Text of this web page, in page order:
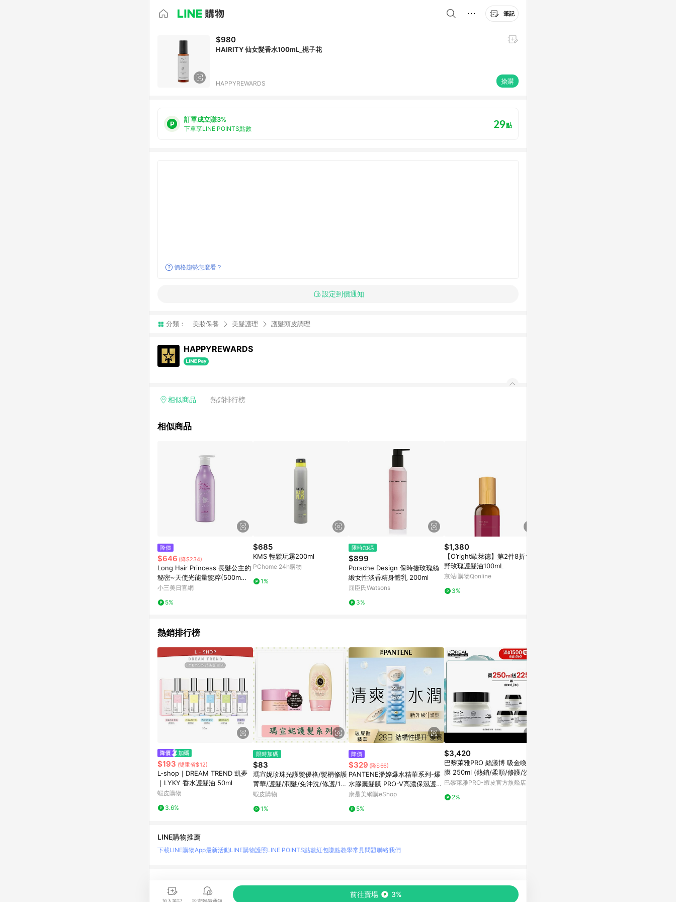
筆記
$980
HAIRITY 仙女髮香水100mL_梔子花
HAPPYREWARDS 搶購
訂單成立賺3%
下單享LINE POINTS點數 29點
價格趨勢怎麼看？
設定到價通知
分類： 美妝保養 美髮護理 護髮頭皮調理
HAPPYREWARDS
相似商品 熱銷排行榜
相似商品
降價
$646 (降$234)
Long Hair Princess 長髮公主的
秘密~天使光能量髮粹(500m
l) 護髮
小三美日官網
5%
$685
KMS 輕鬆玩霧200ml
PChome 24h購物
1%
限時加碼
$899
Porsche Design 保時捷玫瑰絲
緞女性淡香精身體乳 200ml
屈臣氏Watsons
3%
$1,380
【O’right歐萊德】第2件8折★曠
野玫瑰護髮油100mL
京站i購物Qonline
3%
熱銷排行榜
$193 (雙重省$12)
L-shop｜DREAM TREND 凱夢
｜LYKY 香水護髮油 50ml
蝦皮購物
3.6%
限時加碼
$83
瑪宣妮珍珠光護髮優格/髮梢修護
菁華/護髮/潤髮/免沖洗/修護/180
g/罐/免沖洗
蝦皮購物
1%
降價
$329 (降$66)
PANTENE潘婷爆水精華系列-爆
水膠囊髮膜 PRO-V高濃保濕護髮
髮膜 水潤修護型12ML*8（新舊
康是美網購eShop
5%
$3,420
巴黎萊雅PRO 絲漾博 吸金喚彩髮
膜 250ml (熱銷/柔順/修護/沙龍)
| 官方旗艦店
巴黎萊雅PRO-蝦皮官方旗艦店
2%
前往賣場 3%
LINE購物推薦
下載LINE購物App最新活動LINE購物護照LINE POINTS點數紅包賺點教學常見問題聯絡我們
LINE 購物是匯集購物情報與商品資訊的整合性平台，並依購物情報中的趨勢與風格做合作網路商家的延伸商品推薦，商品資料更新會有
時間差，請務必點擊商品至各合作網路商家，確認現售價與購物條件，一切資訊以合作廠商網頁為準。